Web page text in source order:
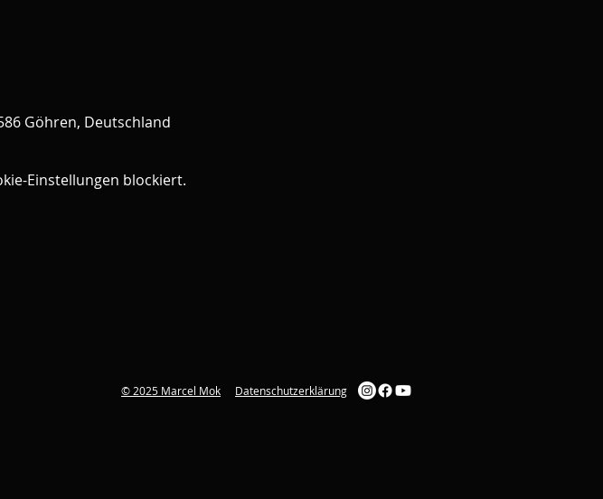
Göhren, Deutschland
Einstellungen blockiert.
© 2025 Marcel Mok Datenschutzerklärung